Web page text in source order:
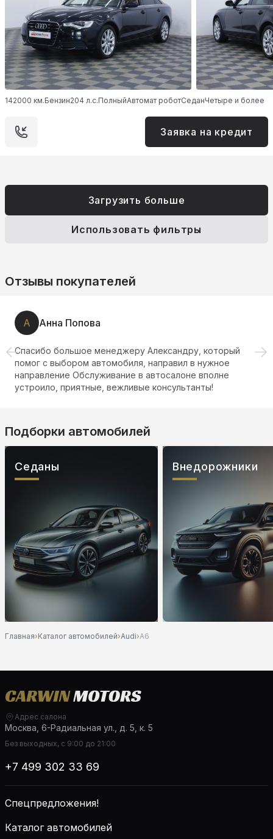
142000 км.Бензин204 л.с.ПолныйАвтомат роботСеданЧетыре и более
Заявка на кредит
Загрузить больше
Использовать фильтры
Отзывы покупателей
А Анна Попова
Спасибо большое менеджеру Александру, который
помог с выбором автомобиля, направил в нужное
направление Обслуживание в автосалоне вполне
устроило, приятные, вежливые консультанты!
Подборки автомобилей
Седаны Внедорожники
Главная›Каталог автомобилей›Audi›A6
Адрес салона
Москва, 6-Радиальная ул., д. 5, к. 5
Без выходных, с 9:00 до 21:00
+7 499 302 33 69
Спецпредложения!
Каталог автомобилей